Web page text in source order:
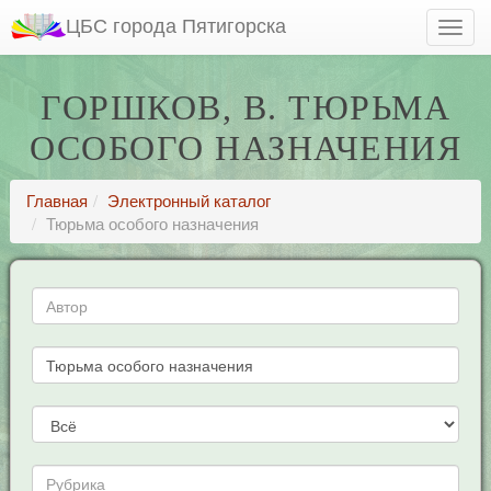
ЦБС города Пятигорска
ГОРШКОВ, В. ТЮРЬМА
ОСОБОГО НАЗНАЧЕНИЯ
Главная
Электронный каталог
Тюрьма особого назначения